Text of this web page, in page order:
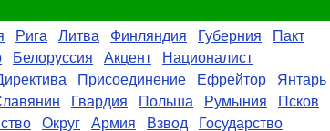
Рига Литва Финляндия Губерния
Пакт
Белоруссия Акцент
Националист
Присоединение Ефрейтор
Янтарь
Гвардия Польша Румыния
Псков
Округ Армия Взвод
Государство